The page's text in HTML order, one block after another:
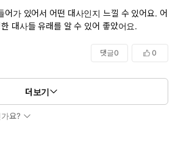
어가 있어서 어떤 대사인지 느낄 수 있어요. 어
대사들 유래를 알 수 있어 좋았어요.
댓글0 0
더보기
요?